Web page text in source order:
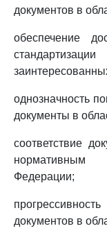
документов в
обеспечение
однозначность
документы в
соответствие
нормативным
Федерации;
документов в